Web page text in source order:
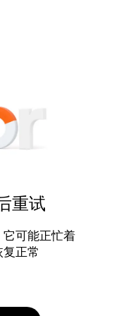
重试
可能正忙着
正常